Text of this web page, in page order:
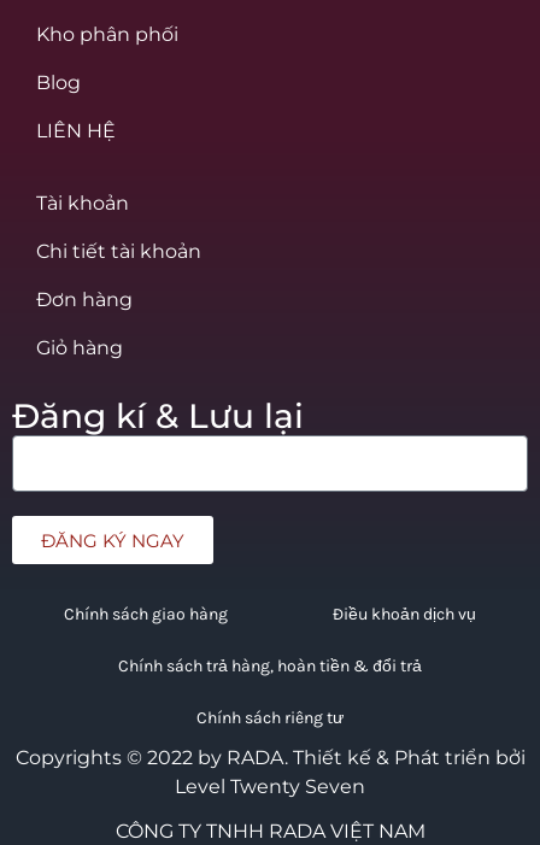
Kho phân phối
Blog
LIÊN HỆ
Tài khoản
Chi tiết tài khoản
Đơn hàng
Giỏ hàng
Đăng kí & Lưu lại
ĐĂNG KÝ NGAY
Chính sách giao hàng Điều khoản dịch vụ
Chính sách trả hàng, hoàn tiền & đổi trả
Chính sách riêng tư
Copyrights © 2022 by RADA. Thiết kế & Phát triển bởi
Level Twenty Seven
CÔNG TY TNHH RADA VIỆT NAM